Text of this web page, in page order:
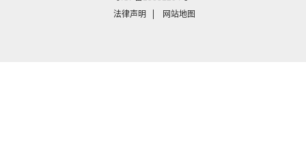
法律声明
网站地图